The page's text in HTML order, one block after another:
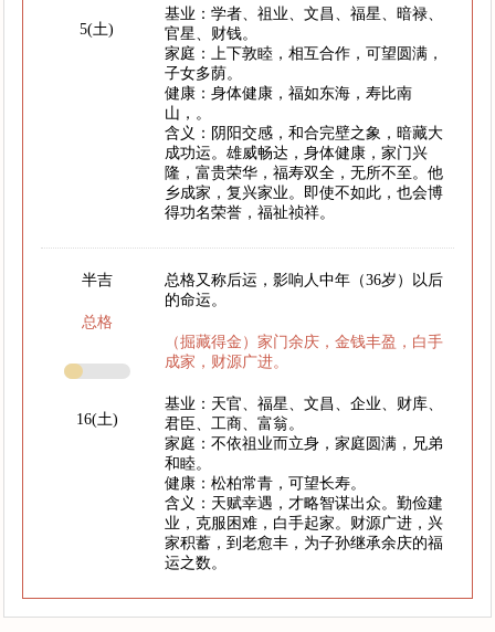
5(土)
基业：学者、祖业、文昌、福星、暗禄、
官星、财钱。
家庭：上下敦睦，相互合作，可望圆满，
子女多荫。
健康：身体健康，福如东海，寿比南
山，。
含义：阴阳交感，和合完壁之象，暗藏大
成功运。雄威畅达，身体健康，家门兴
隆，富贵荣华，福寿双全，无所不至。他
乡成家，复兴家业。即使不如此，也会博
得功名荣誉，福祉祯祥。
半吉
总格
16(土)
总格又称后运，影响人中年（36岁）以后
的命运。
（掘藏得金）家门余庆，金钱丰盈，白手
成家，财源广进。
基业：天官、福星、文昌、企业、财库、
君臣、工商、富翁。
家庭：不依祖业而立身，家庭圆满，兄弟
和睦。
健康：松柏常青，可望长寿。
含义：天赋幸遇，才略智谋出众。勤俭建
业，克服困难，白手起家。财源广进，兴
家积蓄，到老愈丰，为子孙继承余庆的福
运之数。